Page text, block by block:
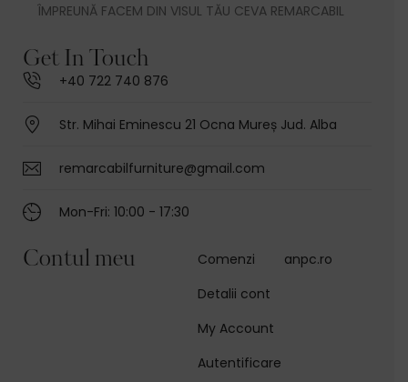
ÎMPREUNĂ FACEM DIN VISUL TĂU CEVA REMARCABIL
Get In Touch
+40 722 740 876
Str. Mihai Eminescu 21 Ocna Mureș Jud. Alba
remarcabilfurniture@gmail.com
Mon-Fri: 10:00 - 17:30
Contul meu
Comenzi
Detalii cont
My Account
Autentificare
anpc.ro